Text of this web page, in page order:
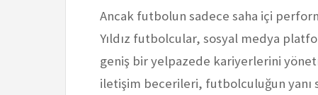
Ancak futbolun sadece saha içi
Yıldız futbolcular, sosyal medya
geniş bir yelpazede kariyerlerini
iletişim becerileri, futbolculuğun yanı